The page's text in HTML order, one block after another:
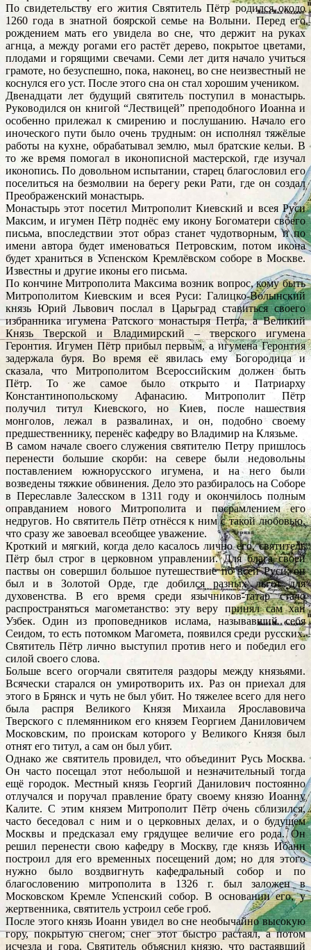
По свидетельству его жития Святитель Пётр родился около
1260 года в знатной боярской семье на Волыни. Перед его
рождением мать его увидела во сне, что держит на руках
агнца, а между рогами его растёт дерево, покрытое цветами,
плодами и горящими свечами. Семи лет дитя начало учиться
грамоте, но безуспешно, пока, наконец, во сне неизвестный не
коснулся его уст. После этого сна он стал хорошим учеником.
Двенадцати лет будущий святитель поступил в монастырь.
Руководился он книгой “Лествицей” преподобного Иоанна и
особенно прилежал к смирению и послушанию. Начало его
иноческого пути было очень трудным: он исполнял тяжёлые
работы на кухне, обрабатывал землю, мыл братские кельи. В
то же время помогал в иконописной мастерской, где изучал
иконопись. По довольном испытании, старец благословил его
поселиться на безмолвии на берегу реки Рати, где он создал
Преображенский монастырь.
Монастырь этот посетил Митрополит Киевский и всея Руси
Максим, и игумен Пётр поднёс ему икону Богоматери своего
письма, впоследствии этот образ станет чудотворным, и по
имени автора будет именоваться Петровским, потом икона
будет храниться в Успенском Кремлёвском соборе в Москве.
Известны и другие иконы его письма.
По кончине Митрополита Максима возник вопрос, кому быть
Митрополитом Киевским и всея Руси: Галицко-Волынский
князь Юрий Львович послал в Царьград ставиться своего
избранника игумена Ратского монастыря Петра, а Великий
Князь Тверской и Владимирский – тверского игумена
Геронтия. Игумен Пётр прибыл первым, а игумена Геронтия
задержала буря. Во время её явилась ему Богородица и
сказала, что Митрополитом Всероссийским должен быть
Пётр. То же самое было открыто и Патриарху
Константинопольскому Афанасию. Митрополит Пётр
получил титул Киевского, но Киев, после нашествия
монголов, лежал в развалинах, и он, подобно своему
предшественнику, перенёс кафедру во Владимир на Клязьме.
В самом начале своего служения святителю Петру пришлось
перенести большие скорби: на севере были недовольны
поставлением южнорусского игумена, и на него были
возведены тяжкие обвинения. Дело это разбиралось на Соборе
в Переславле Залесском в 1311 году и окончилось полным
оправданием нового Митрополита и посрамлением его
недругов. Но святитель Пётр отнёсся к ним с такой любовью,
что сразу же завоевал всеобщее уважение.
Кроткий и мягкий, когда дело касалось лично его, святитель
Пётр был строг в церковном управлении. Для блага своей
паствы он совершил большое путешествие по всей Руси; он
был и в Золотой Орде, где добился разных льгот для
духовенства. В его время среди язычников-татар стало
распространяться магометанство: эту веру принял сам хан
Узбек. Один из проповедников ислама, называвший себя
Сеидом, то есть потомком Магомета, появился среди русских.
Святитель Пётр лично выступил против него и победил его
силой своего слова.
Больше всего огорчали святителя раздоры между князьями.
Всячески старался он умиротворить их. Раз он приехал для
этого в Брянск и чуть не был убит. Но тяжелее всего для него
была распря Великого Князя Михаила Ярославовича
Тверского с племянником его князем Георгием Даниловичем
Московским, по проискам которого у Великого Князя был
отнят его титул, а сам он был убит.
Однако же святитель провидел, что объединит Русь Москва.
Он часто посещал этот небольшой и незначительный тогда
ещё городок. Местный князь Георгий Данилович постоянно
отлучался и поручал правление брату своему князю Иоанну
Калите. С этим князем Митрополит Пётр очень сблизился,
часто беседовал с ним и о церковных делах, и о будущем
Москвы и предсказал ему грядущее величие его рода. Он
решил перенести свою кафедру в Москву, где князь Иоанн
построил для его временных посещений дом; но для этого
нужно было воздвигнуть кафедральный собор и по
благословению митрополита в 1326 г. был заложен в
Московском Кремле Успенский собор. В основании его, у
жертвенника, святитель устроил себе гроб.
После этого князь Иоанн увидел во сне необычайно высокую
гору, покрытую снегом; снег этот быстро растаял, а потом
исчезла и гора. Святитель объяснил князю, что растаявший